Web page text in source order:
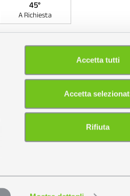
Accetta tutti
Accetta
Rifiuta
45°
A Richiesta
D3
DTF
quantità
Aggiungi al